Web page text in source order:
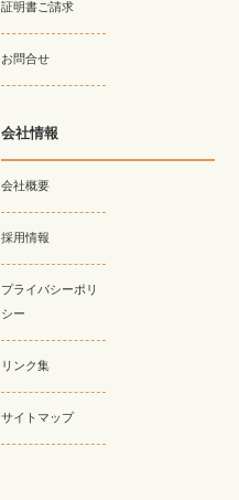
証明書ご請求
お問合せ
会社情報
会社概要
採用情報
プライバシーポリ
シー
リンク集
サイトマップ